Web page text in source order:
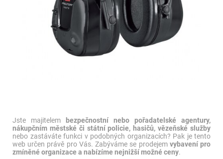
Jste majitelem
bezpečnostní nebo pořadatelské agentury,
nákupčním městské či státní policie, hasičů, vězeňské služby
nebo zastáváte funkci v podobných organizacích? Pak je tento
web určen právě pro Vás. Zabýváme se prodejem vybavení pro
zmíněné organizace a nabízíme nejnižší možné ceny.